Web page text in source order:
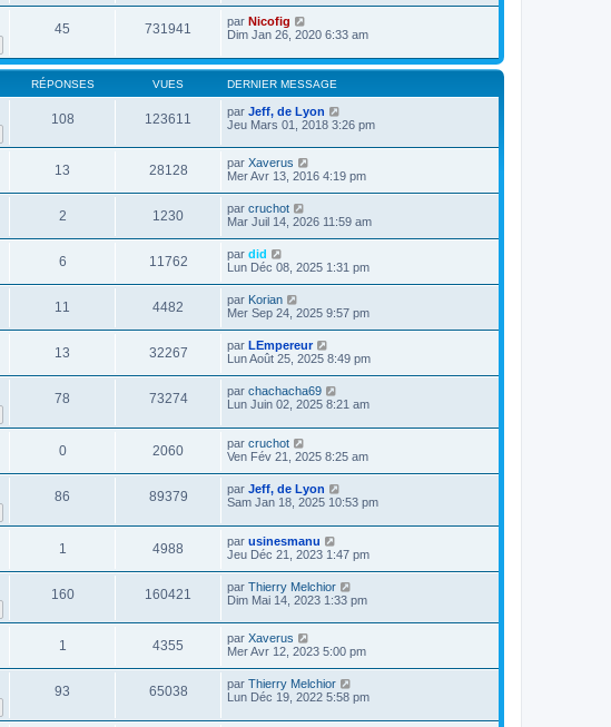
45 731941 par Nicofig
Dim Jan 26, 2020 6:33 am
RÉPONSES VUES DERNIER MESSAGE
108 123611 par Jeff, de Lyon
Jeu Mars 01, 2018 3:26 pm
13 28128 par Xaverus
Mer Avr 13, 2016 4:19 pm
2 1230 par cruchot
Mar Juil 14, 2026 11:59 am
6 11762 par did
Lun Déc 08, 2025 1:31 pm
11 4482 par Korian
Mer Sep 24, 2025 9:57 pm
13 32267 par LEmpereur
Lun Août 25, 2025 8:49 pm
78 73274 par chachacha69
Lun Juin 02, 2025 8:21 am
0 2060 par cruchot
Ven Fév 21, 2025 8:25 am
86 89379 par Jeff, de Lyon
Sam Jan 18, 2025 10:53 pm
1 4988 par usinesmanu
Jeu Déc 21, 2023 1:47 pm
160 160421 par Thierry Melchior
Dim Mai 14, 2023 1:33 pm
1 4355 par Xaverus
Mer Avr 12, 2023 5:00 pm
93 65038 par Thierry Melchior
Lun Déc 19, 2022 5:58 pm